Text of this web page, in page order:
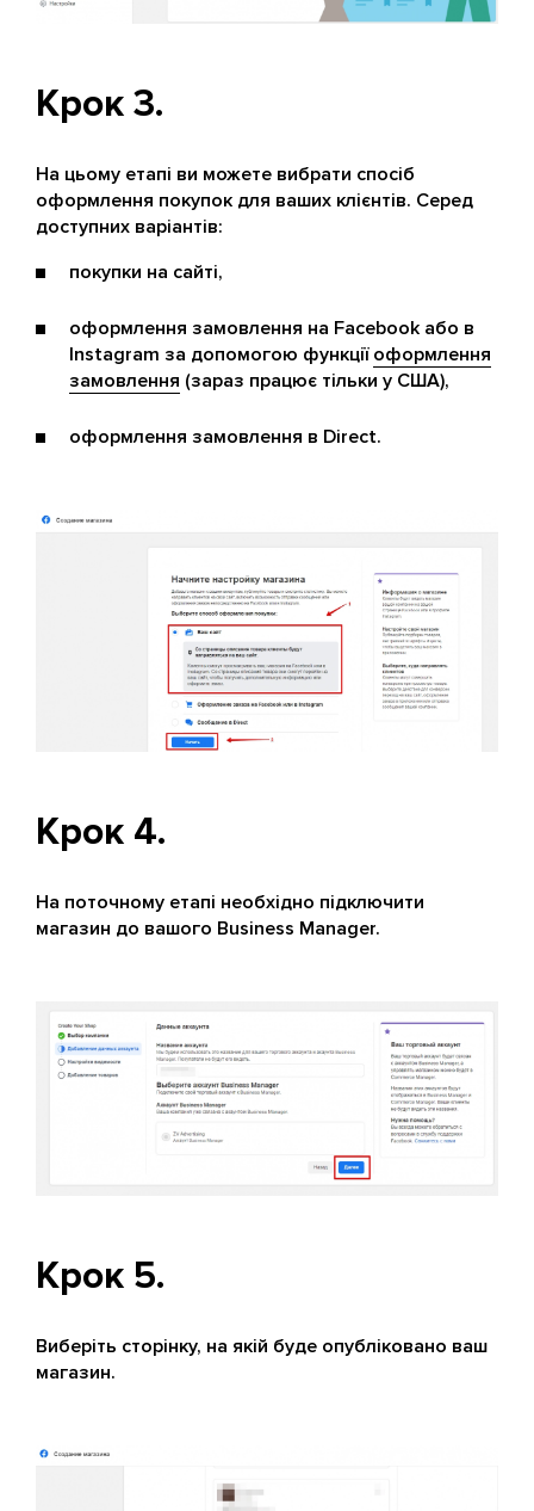
Крок 3.
На цьому етапі ви можете вибрати спосіб
оформлення покупок для ваших клієнтів. Серед
доступних варіантів:
покупки на сайті,
оформлення замовлення на Facebook або в
Instagram за допомогою функції оформлення
замовлення (зараз працює тільки у США),
оформлення замовлення в Direct.
Крок 4.
На поточному етапі необхідно підключити
магазин до вашого Business Manager.
Крок 5.
Виберіть сторінку, на якій буде опубліковано ваш
магазин.